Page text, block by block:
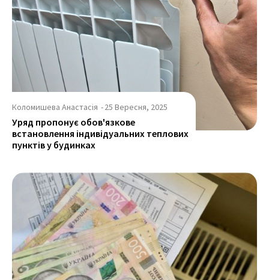
Коломишева Анастасія -25 Вересня, 2025
Уряд пропонує обов'язкове
встановлення індивідуальних теплових
пунктів у будинках